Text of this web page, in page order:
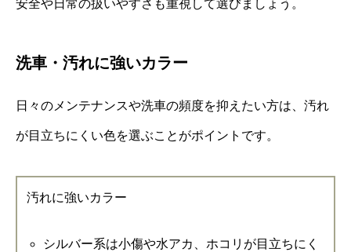
安全や日常の扱いやすさも重視して選びましょう。
洗車・汚れに強いカラー
日々のメンテナンスや洗車の頻度を抑えたい方は、汚れ
が目立ちにくい色を選ぶことがポイントです。
汚れに強いカラー
シルバー系は小傷や水アカ、ホコリが目立ちにく